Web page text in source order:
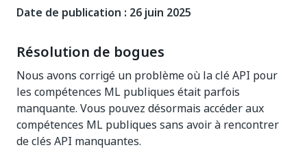
Date de publication : 26 juin 2025
Résolution de bogues
Nous avons corrigé un problème où la clé API pour
les compétences ML publiques était parfois
manquante. Vous pouvez désormais accéder aux
compétences ML publiques sans avoir à rencontrer
de clés API manquantes.